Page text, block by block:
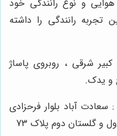
و نوع رانندگی خود
تجربه رانندگی را داشته
شرقی ، روبروی پاساژ
آباد بلوار فرحزادی
و گلستان دوم پلاک 73